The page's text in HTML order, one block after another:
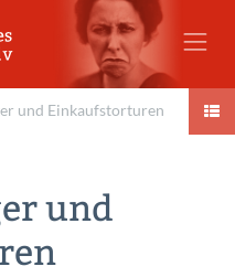
und Einkaufstorturen
und